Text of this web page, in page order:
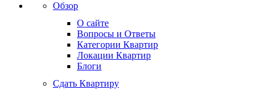
Обзор
О сайте
Вопросы и Ответы
Категории Квартир
Локации Квартир
Блоги
Сдать Квартиру